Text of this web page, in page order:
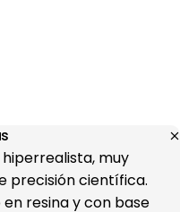
hiperrealista, muy
precisión científica.
resina y con base